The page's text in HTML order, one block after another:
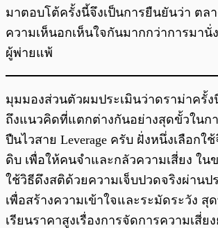
มาตอบโต้ครั้งนี้จึงเป็นการยืนยันว่า ตล
ความเห็นอกเห็นใจกันมากกว่าการมานั่
ผู้พ่ายแพ้
มุมมองส่วนตัวผมประเมินว่าดราม่าครั้
ถึงแนวคิดที่แตกต่างกันอย่างสุดขั้วในก
ปืนไวสาย Leverage ครับ ฝั่งหนึ่งเลือกใ
ดิบ เพื่อให้คนจำและกลัวความเสี่ยง ใน
ใช้วิธีดึงสติด้วยความเจ็บปวดจริงผ่าน
เพื่อสร้างความเข้าใจและระมัดระวัง สุ
เรียนราคาสูงเรื่องการจัดการความเสี่ย